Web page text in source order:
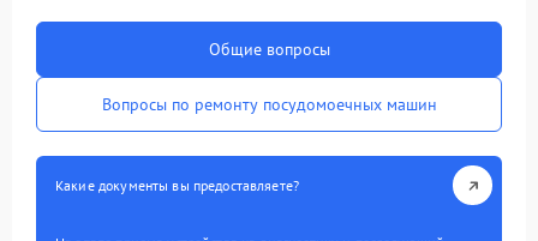
Общие вопросы
Вопросы по ремонту посудомоечных машин
Какие документы вы предоставляете?